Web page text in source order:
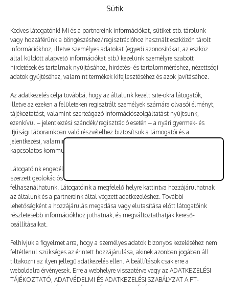
Sütik
Kedves látogatónk! Mi és a partnereink információkat, sütiket stb. tárolunk
vagy hozzáférünk a böngészéshez/regisztrációhoz használt eszközön tárolt
információkhoz, illetve személyes adatokat (egyedi azonosítókat, az eszköz
által küldött alapvető információkat stb.) kezelünk személyre szabott
hirdetések és tartalmak nyújtásához, hirdetés- és tartalomméréshez, nézettségi
adatok gyűjtéséhez, valamint termékek kifejlesztéséhez és azok javításához.
Az adatkezelés célja továbbá, hogy az általunk kezelt site-okra látogatók,
illetve az ezeken a felületeken regisztrált személyek számára olvasói élményt,
tájékoztatást, valamint szerteágazó információszolgáltatást nyújtsunk,
ezenkívül – jelentkezési szándék/regisztráció esetén – a nyári gyermek- és
ifjúsági táborainkban való részvételhez biztosítsuk a támogatói és a
jelentkezési, valamint a számlázási feltételeket és a táborszervezéssel
kapcsolatos kommunikációt.
Látogatóink engedélyével mi és a partnereink eszközleolvasásos módszerrel
szerzett geolokációs adatokat és azonosítási információkat is
felhasználhatunk. Látogatóink a megfelelő helyre kattintva hozzájárulhatnak
az általunk és a partnereink által végzett adatkezeléshez. További
lehetőségként a hozzájárulás megadása vagy elutasítása előtt látogatóink
részletesebb információkhoz juthatnak, és megváltoztathatják kereső-
beállításaikat.
Felhívjuk a figyelmet arra, hogy a személyes adatok bizonyos kezeléséhez nem
feltétlenül szükséges az érintett hozzájárulása, akinek azonban jogában áll
tiltakozni az ilyen jellegű adatkezelés ellen. A beállítások csak erre a
weboldalra érvényesek. Erre a webhelyre visszatérve vagy az ADATKEZELÉSI
TÁJÉKOZTATÓ, ADATVÉDELMI ÉS ADATKEZELÉSI SZABÁLYZAT A PT-
film, robotika, angoltábor, fotós tábor, sporttábor,
Vélemény, hozzászólás?
Az e-mail-címet nem tesszük közzé. A kötelező mezőket
*karakterrel jelöltük
A nevem, e-mail-címem, és weboldalcímem mentése
a böngészőben a következő hozzászólásomhoz.